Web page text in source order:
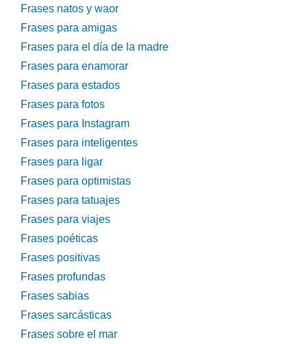
Frases natos y waor
Frases para amigas
Frases para el día de la madre
Frases para enamorar
Frases para estados
Frases para fotos
Frases para Instagram
Frases para inteligentes
Frases para ligar
Frases para optimistas
Frases para tatuajes
Frases para viajes
Frases poéticas
Frases positivas
Frases profundas
Frases sabias
Frases sarcásticas
Frases sobre el mar